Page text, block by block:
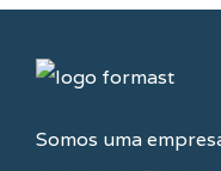
Somos uma